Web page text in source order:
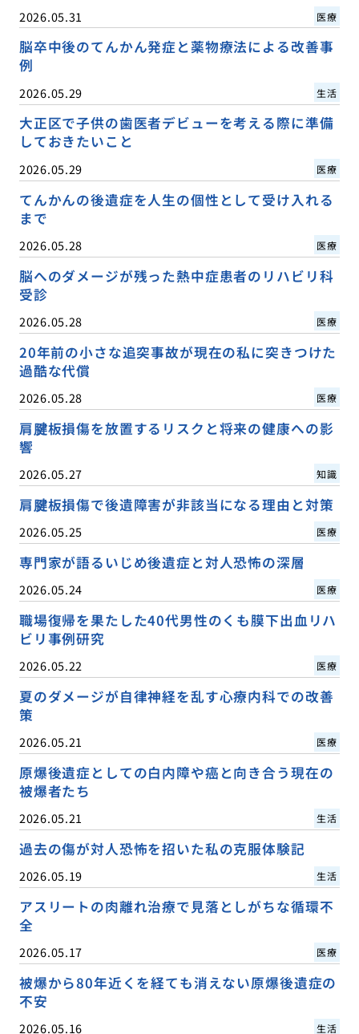
2026.05.31 医療
脳卒中後のてんかん発症と薬物療法による改善事
例
2026.05.29 生活
大正区で子供の歯医者デビューを考える際に準備
しておきたいこと
2026.05.29 医療
てんかんの後遺症を人生の個性として受け入れる
まで
2026.05.28 医療
脳へのダメージが残った熱中症患者のリハビリ科
受診
2026.05.28 医療
20年前の小さな追突事故が現在の私に突きつけた
過酷な代償
2026.05.28 医療
肩腱板損傷を放置するリスクと将来の健康への影
響
2026.05.27 知識
肩腱板損傷で後遺障害が非該当になる理由と対策
2026.05.25 医療
専門家が語るいじめ後遺症と対人恐怖の深層
2026.05.24 医療
職場復帰を果たした40代男性のくも膜下出血リハ
ビリ事例研究
2026.05.22 医療
夏のダメージが自律神経を乱す心療内科での改善
策
2026.05.21 医療
原爆後遺症としての白内障や癌と向き合う現在の
被爆者たち
2026.05.21 生活
過去の傷が対人恐怖を招いた私の克服体験記
2026.05.19 生活
アスリートの肉離れ治療で見落としがちな循環不
全
2026.05.17 医療
被爆から80年近くを経ても消えない原爆後遺症の
不安
2026.05.16 生活